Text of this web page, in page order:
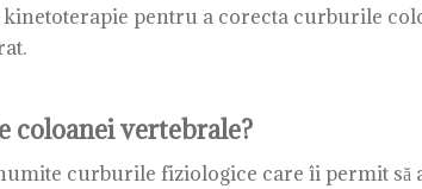
pentru a corecta curburile
coloanei vertebrale?
curburile fiziologice care îi permit să